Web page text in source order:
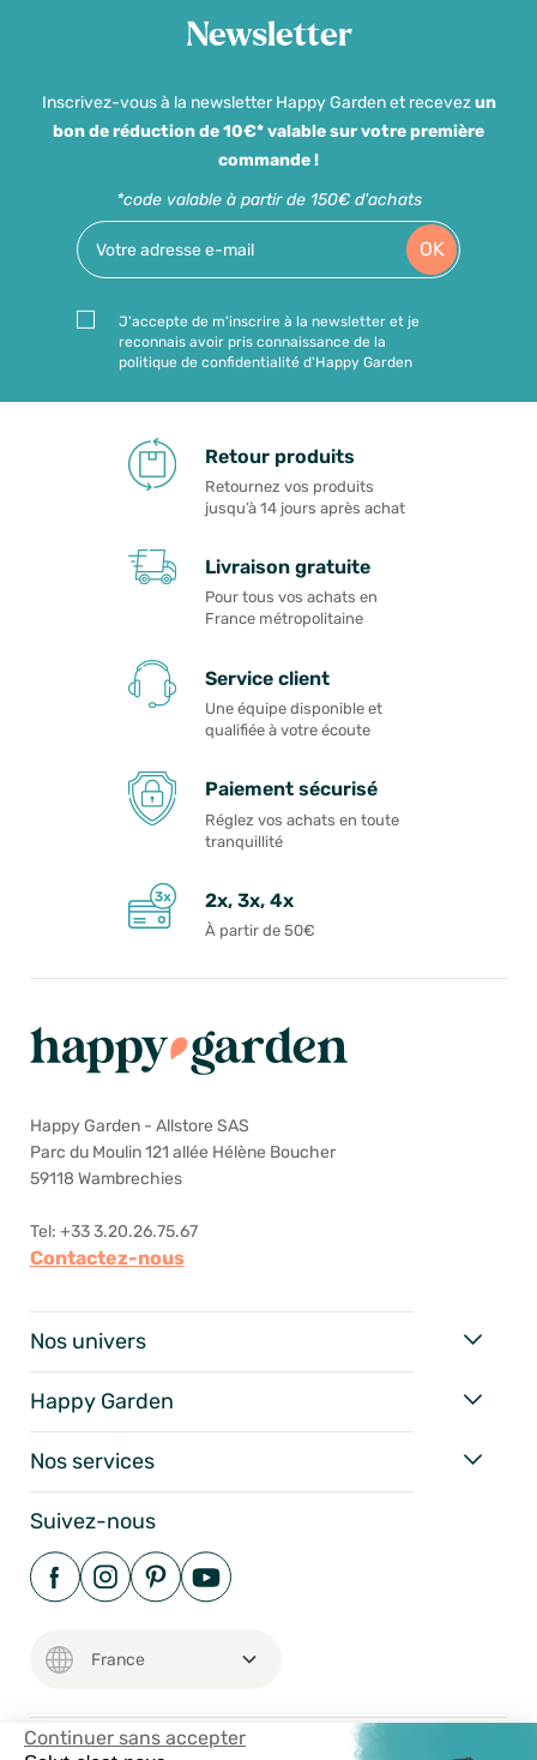
Continuer sans accepter
Newsletter
Inscrivez-vous à la newsletter Happy Garden et recevezun
bon de réduction de 10€* valable sur votre première
commande !
*code valable à partir de 150€ d'achats
OK
J'accepte de m'inscrire à la newsletter et je
reconnais avoir pris connaissance de la
politique de confidentialité d'Happy Garden
Retour produits
Retournez vos produits
jusqu’à 14 jours après achat
Livraison gratuite
Pour tous vos achats en
France métropolitaine
Service client
Une équipe disponible et
qualifiée à votre écoute
Paiement sécurisé
Réglez vos achats en toute
tranquillité
2x, 3x, 4x
À partir de 50€
Happy Garden - Allstore SAS
Parc du Moulin 121 allée Hélène Boucher
59118 Wambrechies
Tel: +33 3.20.26.75.67
Contactez-nous
Nos univers
Happy Garden
Nos services
Suivez-nous